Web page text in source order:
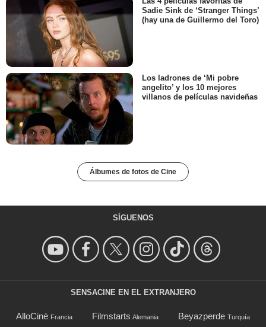
Sadie Sink de ‘Stranger Things’
(hay una de Guillermo del Toro)
Los ladrones de ‘Mi pobre
angelito’ y los 10 mejores
villanos de películas navideñas
Álbumes de fotos de Cine
SÍGUENOS
SENSACINE EN EL EXTRANJERO
AlloCiné Francia Filmstarts Alemania Beyazperde Turquía